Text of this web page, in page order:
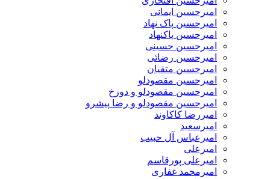
امیرحسین ایمانی
امیرحسین پاک نهاد
امیرحسین پاکنهاد
امیرحسین حسینی
امیرحسین رضائی
امیرحسین متقیان
امیرحسین مقصودلو
امیرحسین مقصودلو و دوزخ
امیرحسین مقصودلو و رضا پیشرو
امیررضا کاکاوند
امیرسعید
امیرعباس آل حبیب
امیرعلی
امیرعلی پورقاسم
امیرمحمد غفاری